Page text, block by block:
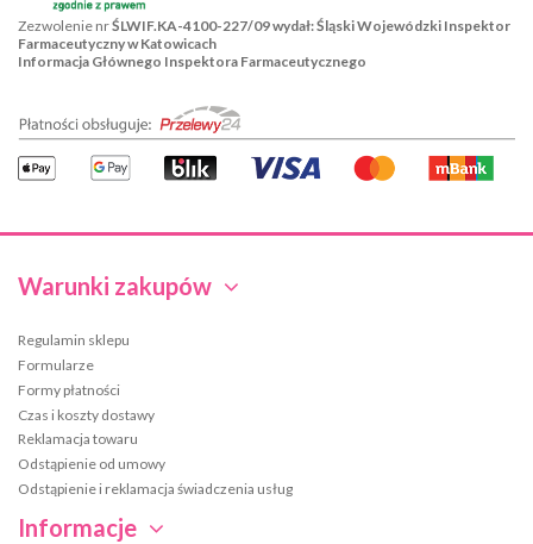
Warunki zakupów
Regulamin sklepu
Formularze
Formy płatności
Czas i koszty dostawy
Reklamacja towaru
Odstąpienie od umowy
Odstąpienie i reklamacja świadczenia usług
Informacje
Zezwolenie nrŚLWIF.KA-4100-227/09 wydał: Śląski Wojewódzki Inspektor
Farmaceutyczny w Katowicach
Informacja Głównego Inspektora Farmaceutycznego